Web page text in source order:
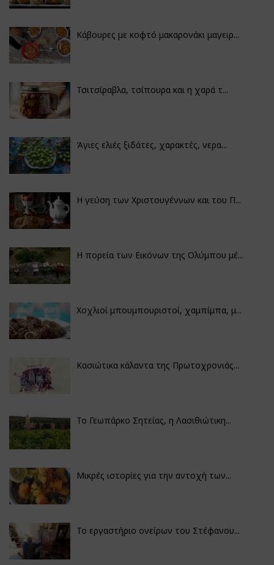
Κάβουρες με κοφτό μακαρονάκι μαγειρ...
Τσιτσίραβλα, τσίπουρα και η χαρά τ...
Άγιες ελιές ξιδάτες, χαρακτές, νερα...
Η γεύση των Χριστουγέννων και του Π...
Η πορεία των Εικόνων της Ολύμπου μέ...
Χοχλιοί μπουμπουριστοί, χαμπίμπα, μ...
Κασιώτικα κάλαντα της Πρωτοχρονιάς...
Το Γεωπάρκο Σητείας, η Λασιθιώτικη...
Μικρές ιστορίες για την αντοχή των...
Το εργαστήριο ονείρων του Στέφανου...